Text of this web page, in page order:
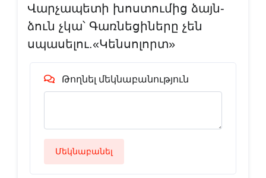
Վարչապետի խոստումից ձայն-
ձուն չկա՝ Գառնեցիները չեն
սպասելու.«Կենսոլորտ»
Թողնել մեկնաբանություն
Մեկնաբանել